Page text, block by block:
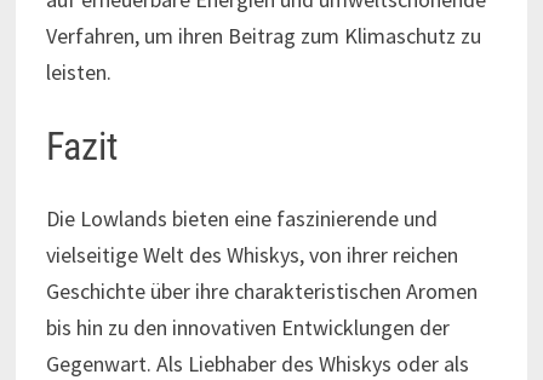
Verfahren, um ihren Beitrag zum Klimaschutz zu
leisten.
Fazit
Die Lowlands bieten eine faszinierende und
vielseitige Welt des Whiskys, von ihrer reichen
Geschichte über ihre charakteristischen Aromen
bis hin zu den innovativen Entwicklungen der
Gegenwart. Als Liebhaber des Whiskys oder als